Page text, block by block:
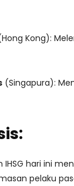
Kong):
(Singapura):
IHSG hari ini
pelaku